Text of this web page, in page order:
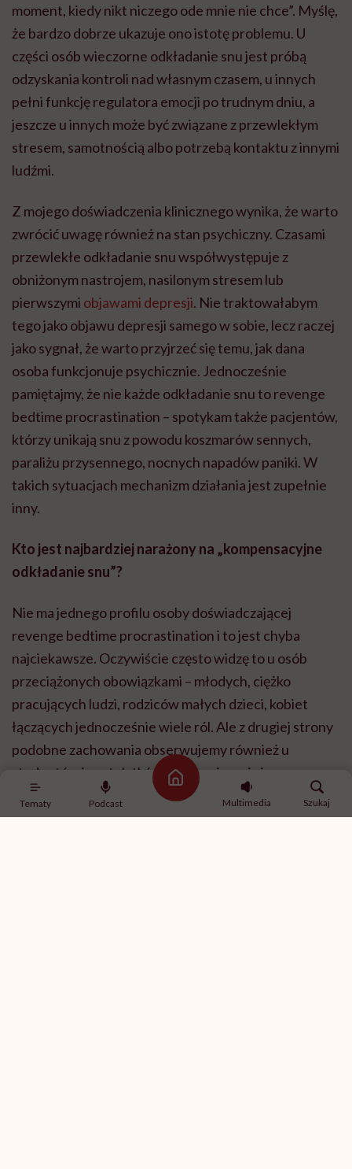
Tematy Podcast
Strona główna
Multimedia
Szukaj
moment, kiedy nikt niczego ode mnie nie chce”. Myślę,
że bardzo dobrze ukazuje ono istotę problemu. U
części osób wieczorne odkładanie snu jest próbą
odzyskania kontroli nad własnym czasem, u innych
pełni funkcję regulatora emocji po trudnym dniu, a
jeszcze u innych może być związane z przewlekłym
stresem, samotnością albo potrzebą kontaktu z innymi
ludźmi.
Z mojego doświadczenia klinicznego wynika, że warto
zwrócić uwagę również na stan psychiczny. Czasami
przewlekłe odkładanie snu współwystępuje z
obniżonym nastrojem, nasilonym stresem lub
pierwszymi objawami depresji. Nie traktowałabym
tego jako objawu depresji samego w sobie, lecz raczej
jako sygnał, że warto przyjrzeć się temu, jak dana
osoba funkcjonuje psychicznie. Jednocześnie
pamiętajmy, że nie każde odkładanie snu to revenge
bedtime procrastination – spotykam także pacjentów,
którzy unikają snu z powodu koszmarów sennych,
paraliżu przysennego, nocnych napadów paniki. W
takich sytuacjach mechanizm działania jest zupełnie
inny.
Kto jest najbardziej narażony na „kompensacyjne
odkładanie snu”?
Nie ma jednego profilu osoby doświadczającej
revenge bedtime procrastination i to jest chyba
najciekawsze. Oczywiście często widzę to u osób
przeciążonych obowiązkami – młodych, ciężko
pracujących ludzi, rodziców małych dzieci, kobiet
łączących jednocześnie wiele ról. Ale z drugiej strony
podobne zachowania obserwujemy również u
studentów i nastolatków, którzy nie mają jeszcze
takiej liczby obowiązków jak dorośli. Pokazuje to, że
nie możemy tłumaczyć tego zjawiska wyłącznie